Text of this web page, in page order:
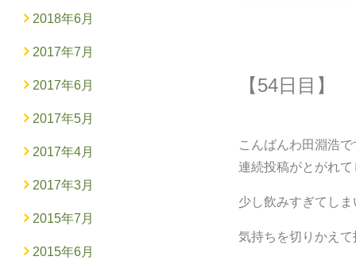
【54日目】
こんばんわ田淵浩で
連続投稿がとがれ
少し飲みすぎてし
気持ちを切りかえ
2018年6月
2017年7月
2017年6月
2017年5月
2017年4月
2017年3月
2015年7月
2015年6月